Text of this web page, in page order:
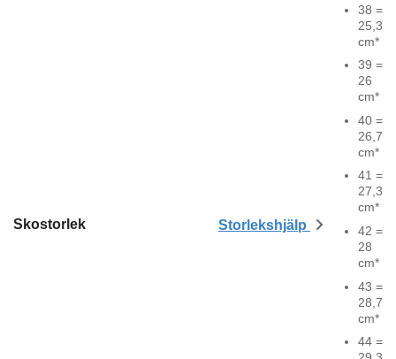
Skostorlek Storlekshjälp
38 =
25,3
cm*
39 =
26
cm*
40 =
26,7
cm*
41 =
27,3
cm*
42 =
28
cm*
43 =
28,7
cm*
44 =